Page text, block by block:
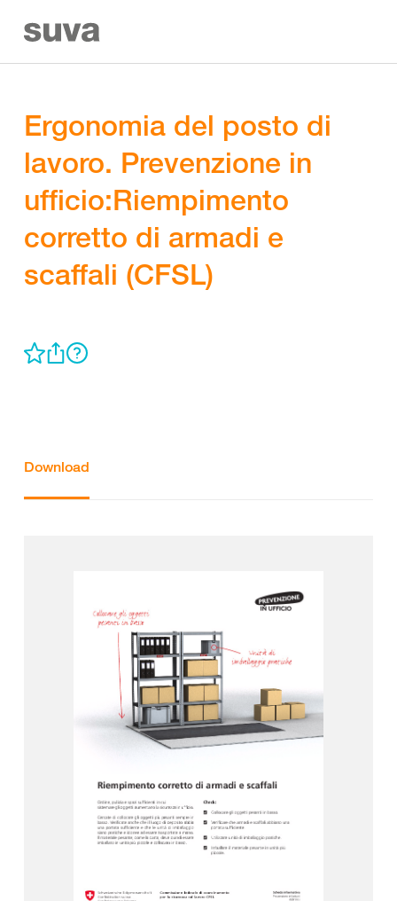
Ergonomia del posto di
lavoro. Prevenzione in
ufficio:Riempimento
corretto di armadi e
scaffali (CFSL)
Download